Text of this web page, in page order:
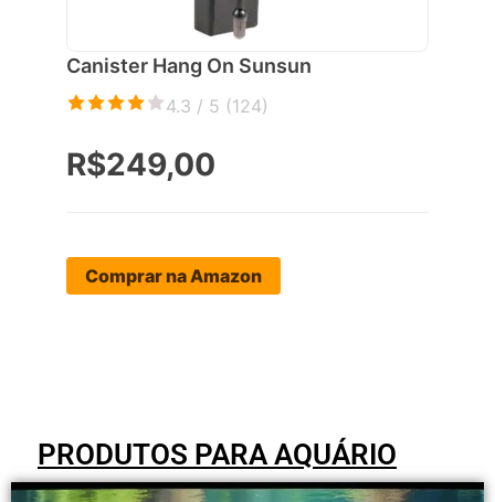
Canister Hang On Sunsun
4.3 / 5 (124)
R$249,00
Comprar na Amazon
PRODUTOS PARA AQUÁRIO